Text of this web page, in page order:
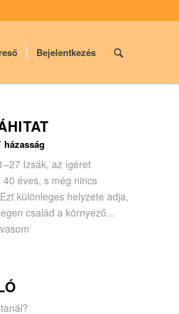
Bejelentkezés
házasság
Izsák, az ígéret
éves, s még nincs
különleges helyzete adja,
család a környező...